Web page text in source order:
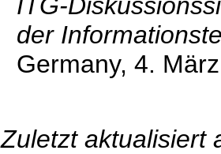
der
Germany, 4.
Zuletzt aktualisiert